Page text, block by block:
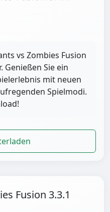
vs Zombies Fusion
Genießen Sie ein
mit neuen
Spielmodi.
Fusion 3.3.1